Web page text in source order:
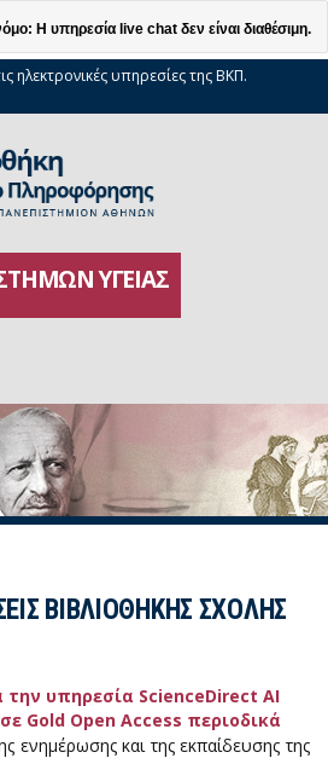
Η υπηρεσία live chat δεν είναι διαθέσιμη.
ηλεκτρονικές υπηρεσίες της ΒΚΠ.
ΥΓΕΙΑΣ
ΒΙΒΛΙΟΘΗΚΗΣ ΣΧΟΛΗΣ
την υπηρεσία ScienceDirect AI
Gold Open Access περιοδικά
ενημέρωσης και της εκπαίδευσης της